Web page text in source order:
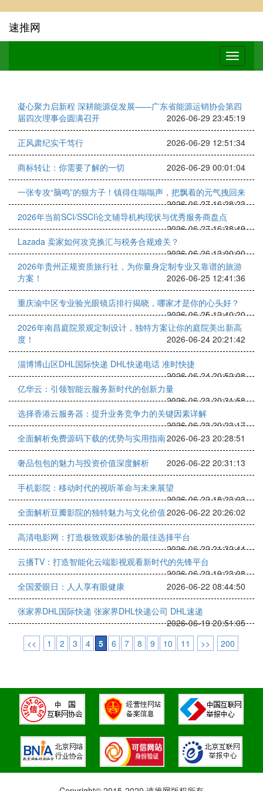
速推网
凝心聚力启新程 深耕能源促发展——广东省能源运销协会第四
届四次理事会圆满召开
2026-06-29 23:45:19
正风肃纪实干笃行 2026-06-29 12:51:34
商标转让：你需要了解的一切 2026-06-29 00:01:04
一张专攻“脑鸣”的狠方子！镇得住嗡嗡声，把飘着的元气拽回来
2026-06-27 16:28:23
2026年当前SCI/SSCI论文辅导机构现状与优秀服务商盘点
2026-06-27 16:38:49
Lazada 卖家如何攻克换汇与税务合规难关？
2026-06-26 13:00:00
2026年贵州正规资质旅行社，为你量身定制专业又靠谱的旅游
方案！
2026-06-25 12:41:36
重庆渝中区专业验光眼镜店排行揭晓，哪家才是你的心头好？
2026-06-25 12:40:20
2026年南昌庭院景观定制设计，独特方案让你的庭院美出新高
度！
2026-06-24 20:21:42
淄博‌博山区DHL国际快递 DHL快递电话 准时快捷
2026-06-24 20:52:08
亿华云：引领智能云服务新时代的创新力量
2026-06-23 20:31:58
选择香港云服务器：提升业务竞争力的关键因素详解
2026-06-23 20:23:17
全面解析免费源码下载的优势与实用指南2026-06-23 20:28:51
奢品包包的魅力与投资价值深度解析 2026-06-22 20:31:13
手机影院：移动时代的视听革命与未来展望
2026-06-22 18:23:03
全面解析豆瓣影院的独特魅力与文化价值2026-06-22 20:26:02
高清电影网：打造极致观影体验的最佳选择平台
2026-06-22 21:32:44
云播TV：打造智能化云端影视观看新时代的先锋平台
2026-06-22 19:23:08
全国爱眼日：人人享有眼健康
2026-06-22 08:44:50
张家界DHL国际快递 张家界DHL快递公司 DHL速递
2026-06-19 20:51:05
<<
1 2 3 4 5 6 7 8 9 10 11 >> 200